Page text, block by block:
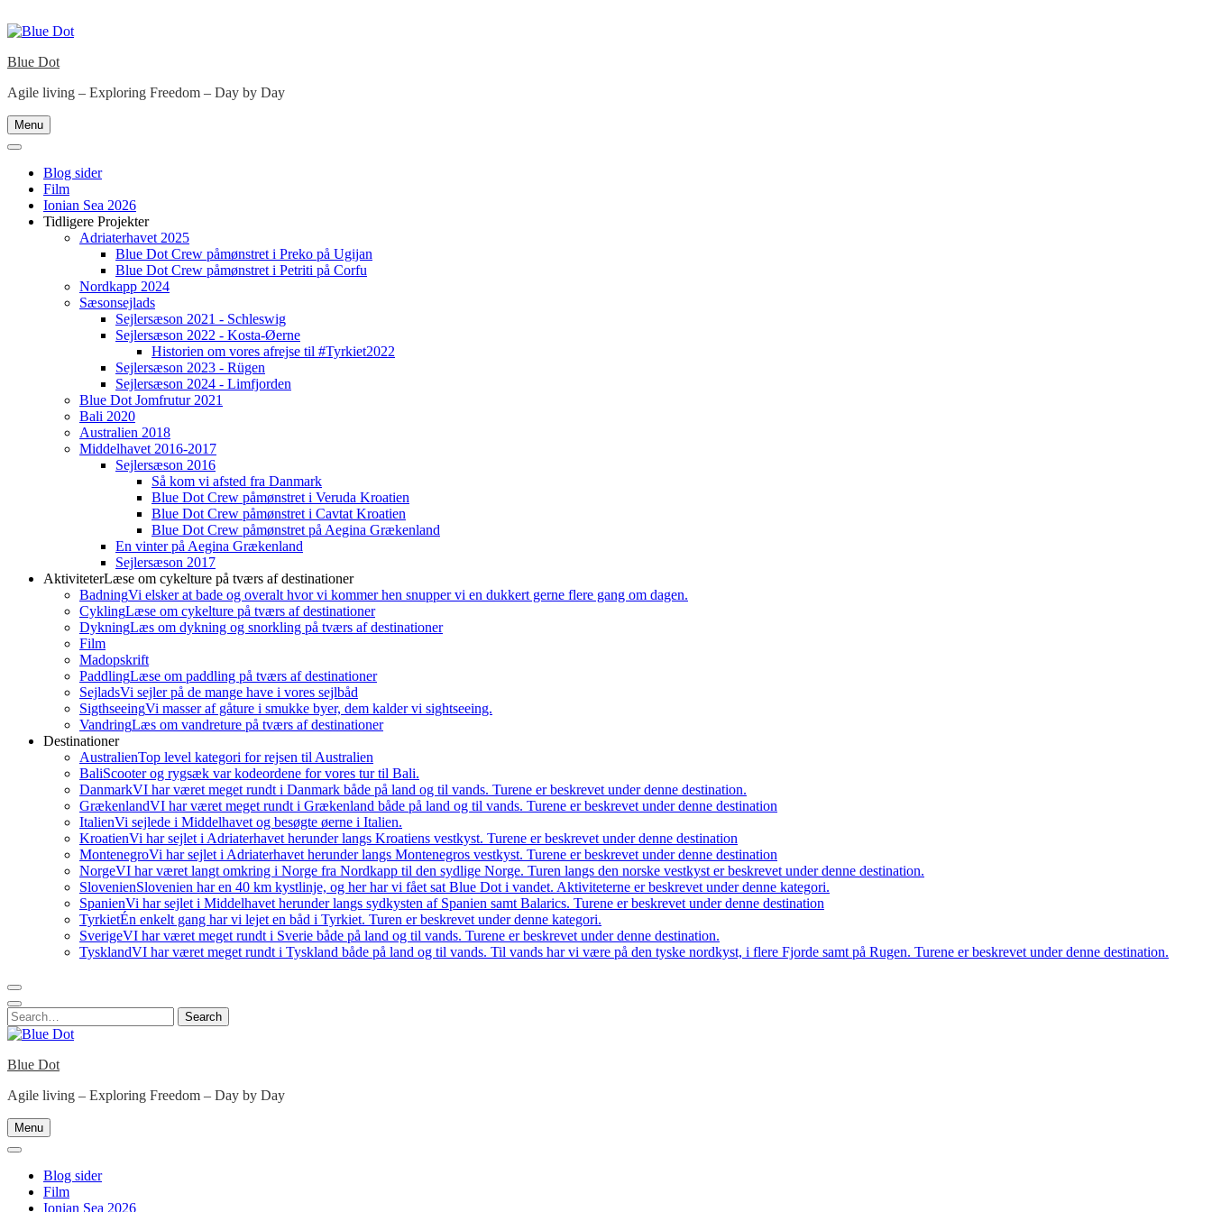
to
Blue Dot
Agile living – Exploring Freedom – Day by Day
Menu
Blog sider
Film
Ionian Sea 2026
Tidligere Projekter
Adriaterhavet 2025
Blue Dot Crew påmønstret i Preko på Ugijan
Blue Dot Crew påmønstret i Petriti på Corfu
Nordkapp 2024
Sæsonsejlads
Sejlersæson 2021 - Schleswig
Sejlersæson 2022 - Kosta-Øerne
Historien om vores afrejse til #Tyrkiet2022
Sejlersæson 2023 - Rügen
Sejlersæson 2024 - Limfjorden
Blue Dot Jomfrutur 2021
Bali 2020
Australien 2018
Middelhavet 2016-2017
Sejlersæson 2016
Så kom vi afsted fra Danmark
Blue Dot Crew påmønstret i Veruda Kroatien
Blue Dot Crew påmønstret i Cavtat Kroatien
Blue Dot Crew påmønstret på Aegina Grækenland
En vinter på Aegina Grækenland
Sejlersæson 2017
AktiviteterLæse om cykelture på tværs af destinationer
BadningVi elsker at bade og overalt hvor vi kommer hen snupper vi en dukkert gerne flere gang om dagen.
CyklingLæse om cykelture på tværs af destinationer
DykningLæs om dykning og snorkling på tværs af destinationer
Film
Madopskrift
PaddlingLæse om paddling på tværs af destinationer
SejladsVi sejler på de mange have i vores sejlbåd
SigthseeingVi masser af gåture i smukke byer, dem kalder vi sightseeing.
VandringLæs om vandreture på tværs af destinationer
Destinationer
AustralienTop level kategori for rejsen til Australien
BaliScooter og rygsæk var kodeordene for vores tur til Bali.
DanmarkVI har været meget rundt i Danmark både på land og til vands. Turene er beskrevet under denne destination.
GrækenlandVI har været meget rundt i Grækenland både på land og til vands. Turene er beskrevet under denne destination
ItalienVi sejlede i Middelhavet og besøgte øerne i Italien.
KroatienVi har sejlet i Adriaterhavet herunder langs Kroatiens vestkyst. Turene er beskrevet under denne destination
MontenegroVi har sejlet i Adriaterhavet herunder langs Montenegros vestkyst. Turene er beskrevet under denne destination
NorgeVI har været langt omkring i Norge fra Nordkapp til den sydlige Norge. Turen langs den norske vestkyst er beskrevet under denne destination.
SlovenienSlovenien har en 40 km kystlinje, og her har vi fået sat Blue Dot i vandet. Aktiviteterne er beskrevet under denne kategori.
SpanienVi har sejlet i Middelhavet herunder langs sydkysten af Spanien samt Balarics. Turene er beskrevet under denne destination
TyrkietÉn enkelt gang har vi lejet en båd i Tyrkiet. Turen er beskrevet under denne kategori.
SverigeVI har været meget rundt i Sverie både på land og til vands. Turene er beskrevet under denne destination.
TysklandVI har været meget rundt i Tyskland både på land og til vands. Til vands har vi være på den tyske nordkyst, i flere Fjorde samt på Rugen. Turene er beskrevet under denne destination.
Search
for:
Search
Blue Dot
Agile living – Exploring Freedom – Day by Day
Menu
Blog sider
Film
Ionian Sea 2026